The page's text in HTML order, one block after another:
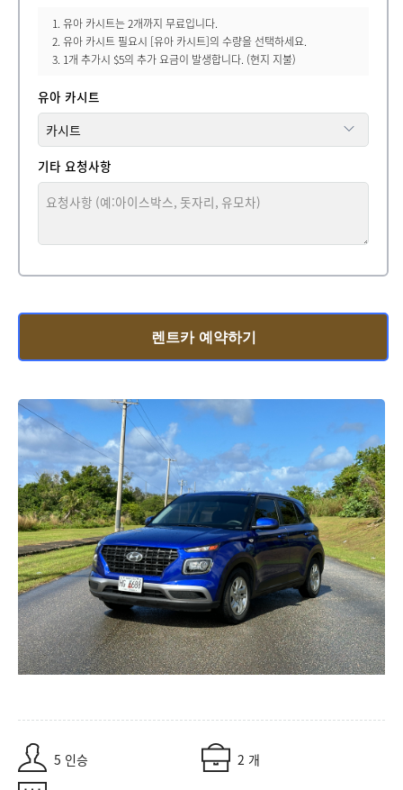
1. 유아 카시트는 2개까지 무료입니다.
2. 유아 카시트 필요시 [유아 카시트]의 수량을 선택하세요.
3. 1개 추가시 $5의 추가 요금이 발생합니다. (현지 지불)
유아 카시트
기타 요청사항
렌트카 예약하기
5 인승 2 개